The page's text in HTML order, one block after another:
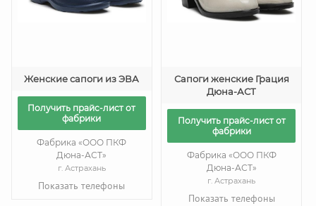
Женские сапоги из ЭВА
Получить прайс-лист от
фабрики
Фабрика «ООО ПКФ
Дюна-АСТ»
г. Астрахань
Показать телефоны
Сапоги женские Грация
Дюна-АСТ
Получить прайс-лист от
фабрики
Фабрика «ООО ПКФ
Дюна-АСТ»
г. Астрахань
Показать телефоны